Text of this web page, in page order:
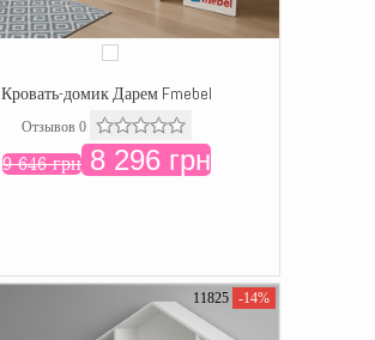
Кровать-домик Дарем Fmebel
Отзывов 0
9 646 грн 8 296 грн
11825 -14%